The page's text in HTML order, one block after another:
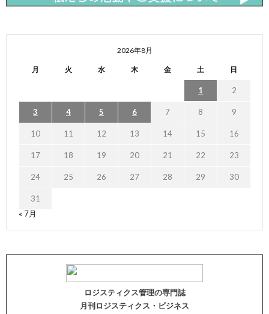
2026年8月
月 火 水 木 金 土 日
1 2
3 4 5 6 7 8 9
10 11 12 13 14 15 16
17 18 19 20 21 22 23
24 25 26 27 28 29 30
31
« 7月
ロジスティクス管理の専門誌
月刊ロジスティクス・ビジネス